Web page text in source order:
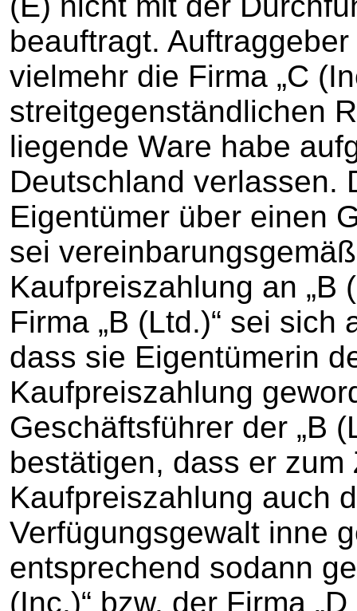
beauftragt.
vielmehr die Firma „C
streitgegenständlichen
liegende Ware habe
Deutschland verlassen.
Eigentümer über einen
sei
Kaufpreiszahlung an „B
Firma „B (Ltd.)“ sei
dass sie Eigentümerin
Kaufpreiszahlung
Geschäftsführer der „B
bestätigen, dass er
Kaufpreiszahlung auch
Verfügungsgewalt inne
entsprechend sodann
(Inc.)“ bzw. der Firma